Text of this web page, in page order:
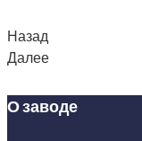
Назад
Далее
О заводе